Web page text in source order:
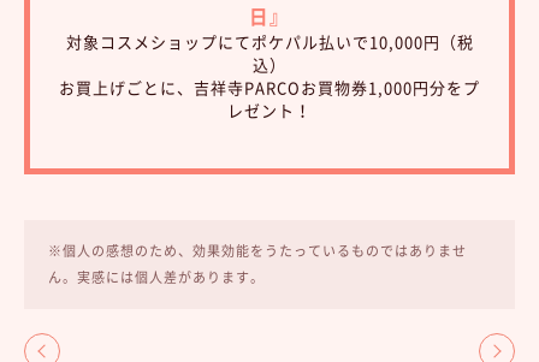
日』
対象コスメショップにてポケパル払いで10,000円（税
込）
お買上げごとに、吉祥寺PARCOお買物券1,000円分をプ
レゼント！
※個人の感想のため、効果効能をうたっているものではありませ
ん。実感には個人差があります。